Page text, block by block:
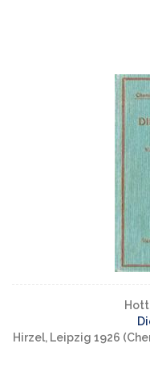
Hirzel, Leipzig 1926